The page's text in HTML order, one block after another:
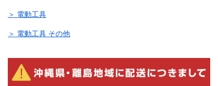
＞ 電動工具
＞ 電動工具 その他